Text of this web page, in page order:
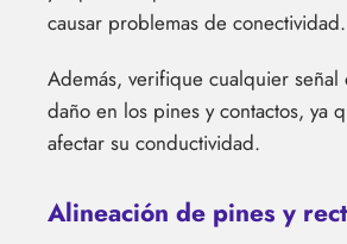
causar problemas de conectividad.
Además, verifique cualquier
daño en los pines y contactos, ya
afectar su conductividad.
Alineación de pines y